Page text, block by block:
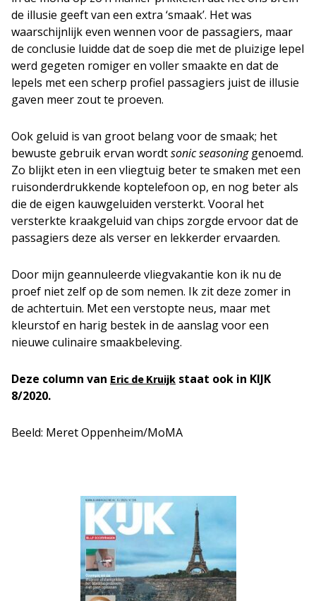
de illusie geeft van een extra ‘smaak’. Het was
waarschijnlijk even wennen voor de passagiers, maar
de conclusie luidde dat de soep die met de pluizige lepel
werd gegeten romiger en voller smaakte en dat de
lepels met een scherp profiel passagiers juist de illusie
gaven meer zout te proeven.
Ook geluid is van groot belang voor de smaak; het
bewuste gebruik ervan wordtsonic seasoninggenoemd.
Zo blijkt eten in een vliegtuig beter te smaken met een
ruisonderdrukkende koptelefoon op, en nog beter als
die de eigen kauwgeluiden versterkt. Vooral het
versterkte kraakgeluid van chips zorgde ervoor dat de
passagiers deze als verser en lekkerder ervaarden.
Door mijn geannuleerde vliegvakantie kon ik nu de
proef niet zelf op de som nemen. Ik zit deze zomer in
de achtertuin. Met een verstopte neus, maar met
kleurstof en harig bestek in de aanslag voor een
nieuwe culinaire smaakbeleving.
Deze column van Eric de Kruijk staat ook in KIJK
8/2020.
Beeld: Meret Oppenheim/MoMA